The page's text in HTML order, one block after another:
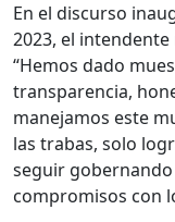
En el discurso
2023, el
“Hemos dado
transparencia,
manejamos este
las trabas, solo
seguir
compromisos con